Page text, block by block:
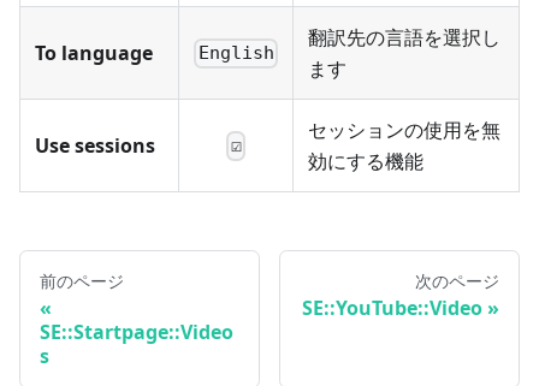
To language English
翻訳先の言語を選択し
ます
Use sessions ☑
セッションの使用を無
効にする機能
前のページ
SE::Startpage::Video
s
次のページ
SE::YouTube::Video